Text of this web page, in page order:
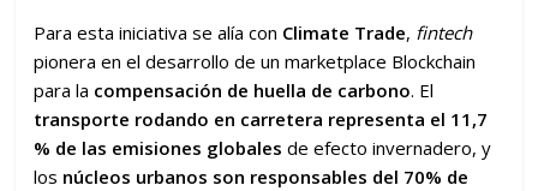
Para esta iniciativa se alía con Climate Trade, fintech
pionera en el desarrollo de un marketplace Blockchain
para la compensación de huella de carbono. El
transporte rodando en carretera representa el 11,7
% de las emisiones globales de efecto invernadero, y
los núcleos urbanos son responsables del 70% de